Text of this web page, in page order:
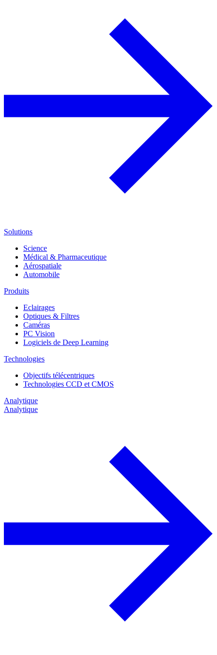
Solutions
Science
Médical & Pharmaceutique
Aérospatiale
Automobile
Produits
Eclairages
Optiques & Filtres
Caméras
PC Vision
Logiciels de Deep Learning
Technologies
Objectifs télécentriques
Technologies CCD et CMOS
Analytique
Analytique